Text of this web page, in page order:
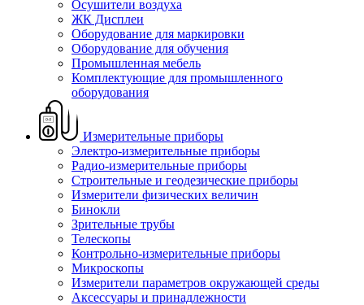
Осушители воздуха
ЖК Дисплеи
Оборудование для маркировки
Оборудование для обучения
Промышленная мебель
Комплектующие для промышленного
оборудования
Измерительные приборы
Электро-измерительные приборы
Радио-измерительные приборы
Строительные и геодезические приборы
Измерители физических величин
Бинокли
Зрительные трубы
Телескопы
Контрольно-измерительные приборы
Микроскопы
Измерители параметров окружающей среды
Аксессуары и принадлежности